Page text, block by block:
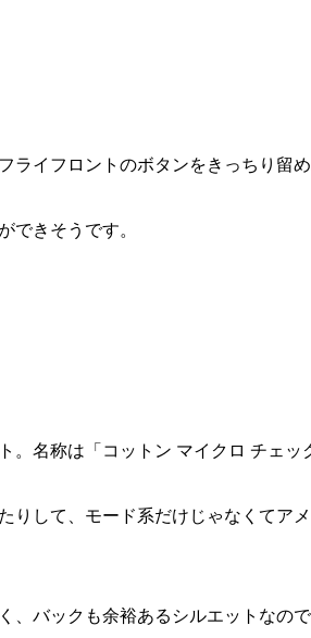
イフロントのボタンをきっちり留
できそうです。
名称は「コットン マイクロ チェッ
りして、モード系だけじゃなくてア
バックも余裕あるシルエットなの